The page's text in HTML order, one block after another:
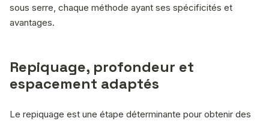
sous serre, chaque méthode ayant ses spécificités et
avantages.
Repiquage, profondeur et
espacement adaptés
Le repiquage est une étape déterminante pour obtenir des